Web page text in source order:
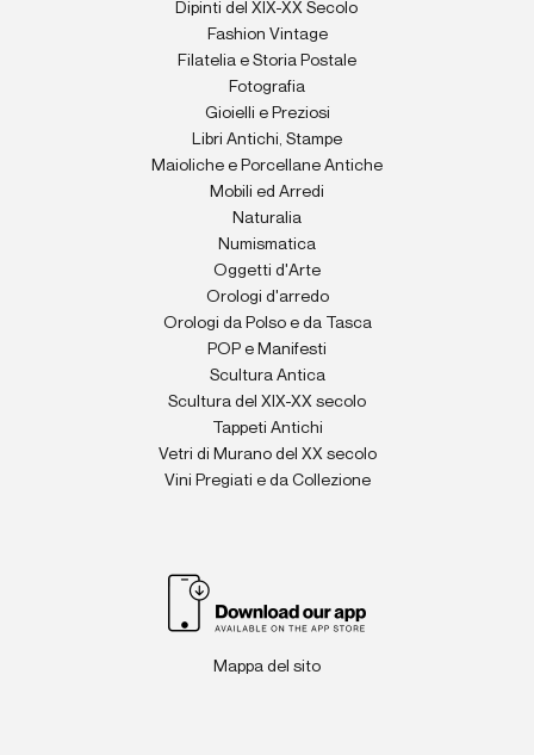
Dipinti del XIX-XX Secolo
Fashion Vintage
Filatelia e Storia Postale
Fotografia
Gioielli e Preziosi
Libri Antichi, Stampe
Maioliche e Porcellane Antiche
Mobili ed Arredi
Naturalia
Numismatica
Oggetti d'Arte
Orologi d'arredo
Orologi da Polso e da Tasca
POP e Manifesti
Scultura Antica
Scultura del XIX-XX secolo
Tappeti Antichi
Vetri di Murano del XX secolo
Vini Pregiati e da Collezione
Mappa del sito